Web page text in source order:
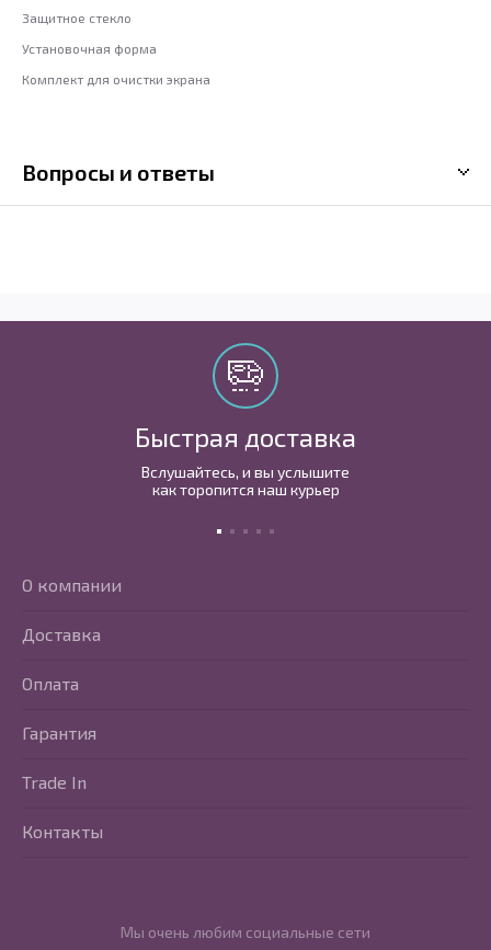
Защитное стекло
Установочная форма
Комплект для очистки экрана
Вопросы и ответы
Быстрая доставка
Вслушайтесь, и вы услышите
как торопится наш курьер
Мы очень любим социальные сети
О компании
Доставка
Оплата
Гарантия
Trade In
Контакты